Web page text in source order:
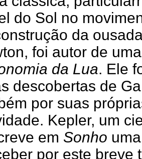
do Sol no
da
foi autor de
da Lua. Ele
descobertas de
por suas
Kepler, um
em Sonho
por este breve